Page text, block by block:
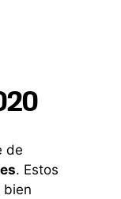
de
. Estos
bien